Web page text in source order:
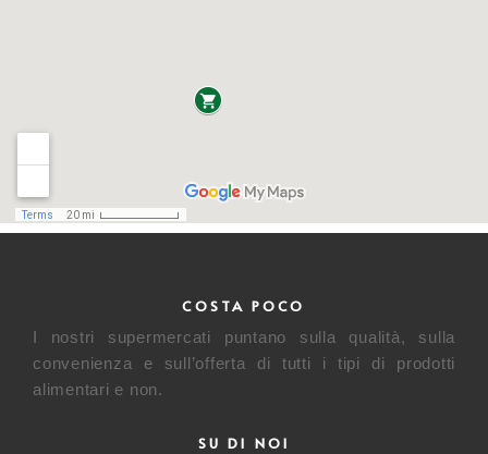
COSTA POCO
I nostri supermercati puntano sulla qualità, sulla
convenienza e sull’offerta di tutti i tipi di prodotti
alimentari e non.
SU DI NOI